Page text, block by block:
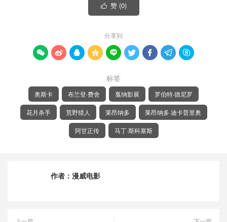
 赞 (0)
分享到
        
标签
奥斯卡 布兰登·费舍 戛纳影展 罗伯特·德尼罗
花月杀手 荒野猎人 莱昂纳多 莱昂纳多·迪卡普里奥
阿甘正传 马丁·斯科塞斯
作者： 漫威电影